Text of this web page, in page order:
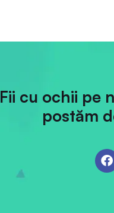
Fii cu ochii pe
postăm